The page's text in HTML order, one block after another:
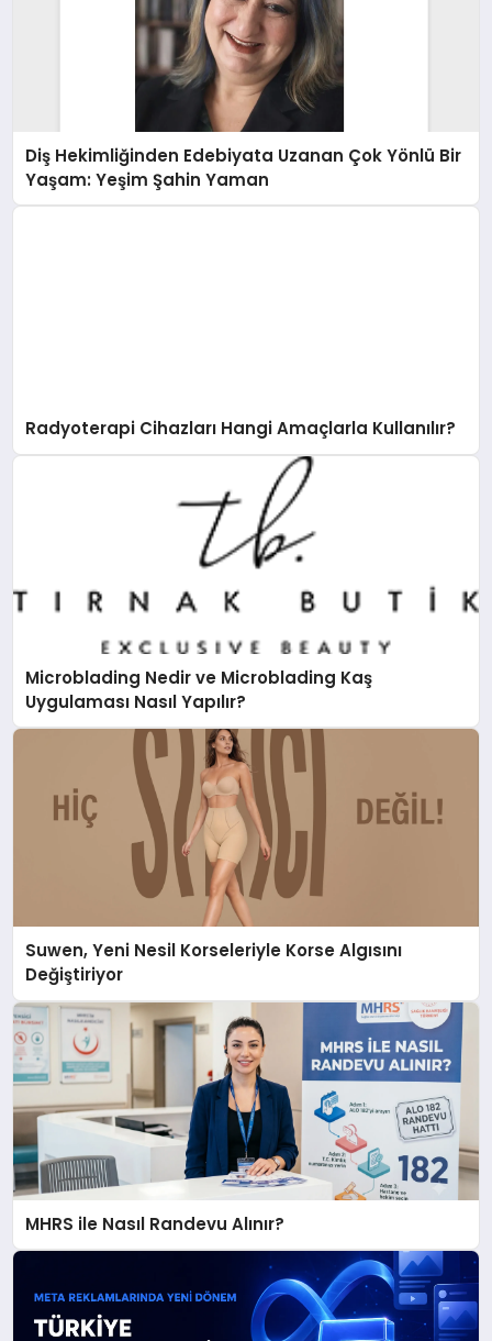
Diş Hekimliğinden Edebiyata Uzanan Çok Yönlü Bir
Yaşam: Yeşim Şahin Yaman
Radyoterapi Cihazları Hangi Amaçlarla Kullanılır?
Microblading Nedir ve Microblading Kaş
Uygulaması Nasıl Yapılır?
Suwen, Yeni Nesil Korseleriyle Korse Algısını
Değiştiriyor
MHRS ile Nasıl Randevu Alınır?